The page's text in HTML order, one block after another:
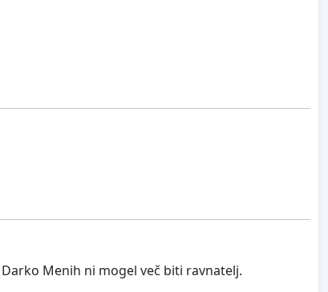
Menih ni mogel več biti ravnatelj.